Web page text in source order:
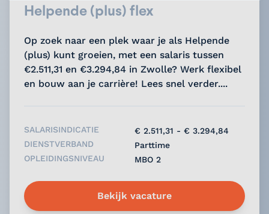
Helpende (plus) flex
Op zoek naar een plek waar je als Helpende
(plus) kunt groeien, met een salaris tussen
€2.511,31 en €3.294,84 in Zwolle? Werk flexibel
en bouw aan je carrière! Lees snel verder....
SALARISINDICATIE
€ 2.511,31 - € 3.294,84
DIENSTVERBAND
Parttime
OPLEIDINGSNIVEAU
MBO 2
Bekijk vacature